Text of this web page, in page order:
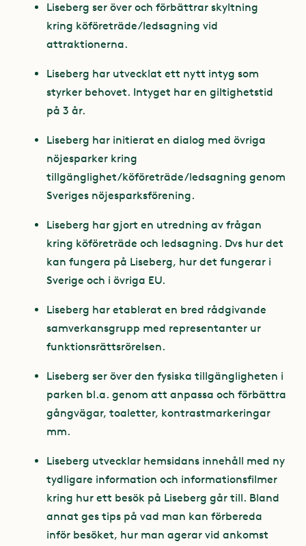
Liseberg ser över och förbättrar skyltning
kring köföreträde/ledsagning vid
attraktionerna.
Liseberg har utvecklat ett nytt intyg som
styrker behovet. Intyget har en giltighetstid
på 3 år.
Liseberg har initierat en dialog med övriga
nöjesparker kring
tillgänglighet/köföreträde/ledsagning genom
Sveriges nöjesparksförening.
Liseberg har gjort en utredning av frågan
kring köföreträde och ledsagning. Dvs hur det
kan fungera på Liseberg, hur det fungerar i
Sverige och i övriga EU.
Liseberg har etablerat en bred rådgivande
samverkansgrupp med representanter ur
funktionsrättsrörelsen.
Liseberg ser över den fysiska tillgängligheten i
parken bl.a. genom att anpassa och förbättra
gångvägar, toaletter, kontrastmarkeringar
mm.
Liseberg utvecklar hemsidans innehåll med ny
tydligare information och informationsfilmer
kring hur ett besök på Liseberg går till. Bland
annat ges tips på vad man kan förbereda
inför besöket, hur man agerar vid ankomst